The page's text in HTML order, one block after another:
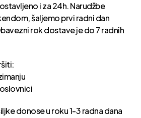
i za 24h. Narudžbe
šaljemo prvi radni dan
rok dostave je do 7 radnih
donose u roku 1-3 radna dana